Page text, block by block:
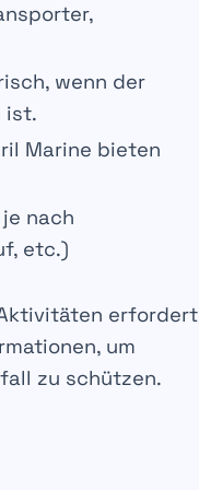
wenn der
ist.
Marine bieten
nach
etc.)
erfordert
um
zu schützen.